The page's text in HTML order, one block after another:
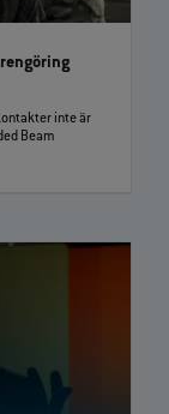
inte är
Beam